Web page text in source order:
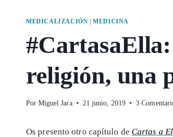
MEDICALIZACIÓN |MEDICINA
religión, una
Por Miguel Jara 21 junio, 2019 3
Os presento otro capítulo de Cartas a